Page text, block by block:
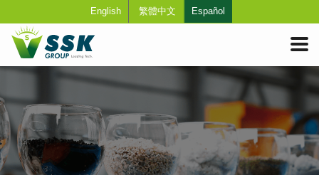
English 繁體中文 Español